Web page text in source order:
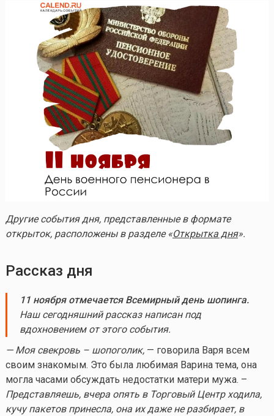
Другие события дня, представленные в формате
открыток, расположены в разделе «Открытка дня».
Рассказ дня
11 ноября отмечается Всемирный день шопинга.
Наш сегодняшний рассказ написан под
вдохновением от этого события.
— Моя свекровь – шопоголик,— говорила Варя всем
своим знакомым. Это была любимая Варина тема, она
могла часами обсуждать недостатки матери мужа. –
Представляешь, вчера опять в Торговый Центр ходила,
кучу пакетов принесла, она их даже не разбирает, в